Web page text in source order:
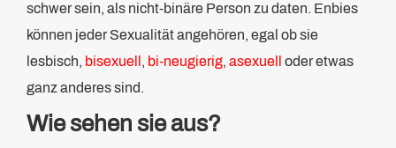
schwer sein, als nicht-binäre Person zu daten. Enbies
können jeder Sexualität angehören, egal ob sie
lesbisch, bisexuell , bi-neugierig, asexuell
oder etwas
ganz anderes sind.
Wie sehen sie aus?